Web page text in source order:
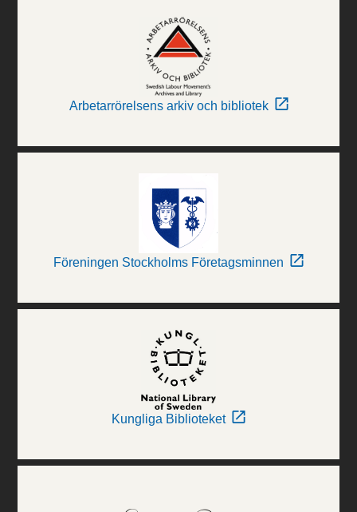
Arbetarrörelsens arkiv och bibliotek
Föreningen Stockholms Företagsminnen
Kungliga Biblioteket